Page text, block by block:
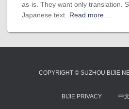
as-is. They want only translation.
Japanese text.
Read more…
COPYRIGHT © SUZHOU BIJIE
BIJIE PRIVACY 中